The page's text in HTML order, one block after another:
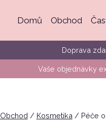
Domů Obchod
Doprava
Vaše objednávky
Obchod / Kosmetika / Péče